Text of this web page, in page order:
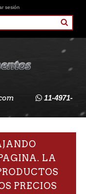
sesión
11-4971-
LA
PRECIOS